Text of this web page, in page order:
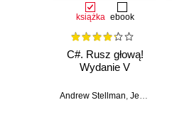
książka ebook
C#. Rusz głową!
Wydanie V
Andrew Stellman, Jennifer Greene